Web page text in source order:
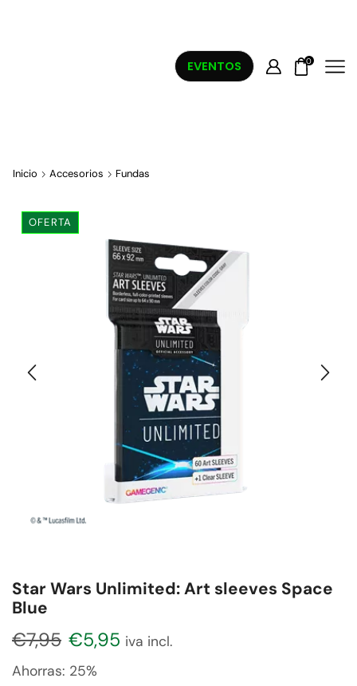
EVENTOS 0
Inicio Accesorios Fundas
OFERTA
Star Wars Unlimited: Art sleeves Space
Blue
€7,95 €5,95 iva incl.
Ahorras: 25%